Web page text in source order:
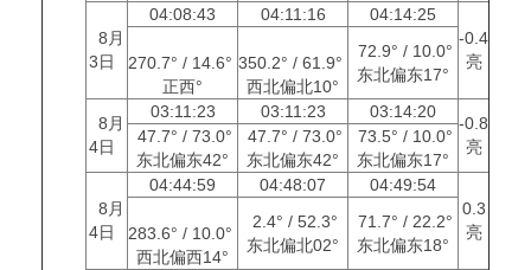
8月
3日
04:08:43 04:11:16
04:14:25
-0.4
亮
270.7° / 14.6°
正西°
350.2° / 61.9°
西北偏北10°
72.9° / 10.0°
东北偏东17°
8月
4日
03:11:23 03:11:23 03:14:20
-0.8
亮
47.7° / 73.0°
东北偏东42°
47.7° / 73.0°
东北偏东42°
73.5° / 10.0°
东北偏东17°
8月
4日
04:44:59 04:48:07
04:49:54
0.3
亮
283.6° / 10.0°
西北偏西14°
2.4° / 52.3°
东北偏北02°
71.7° / 22.2°
东北偏东18°